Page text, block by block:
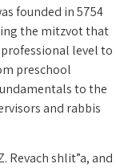
founded in 5754
the mitzvot that
professional level to
preschool
to the
and rabbis
Revach shlit”a, and